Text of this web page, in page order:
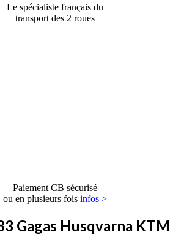
Le spécialiste français du
transport des 2 roues
Paiement CB sécurisé
ou en plusieurs fois infos >
Gagas Husqvarna KTM